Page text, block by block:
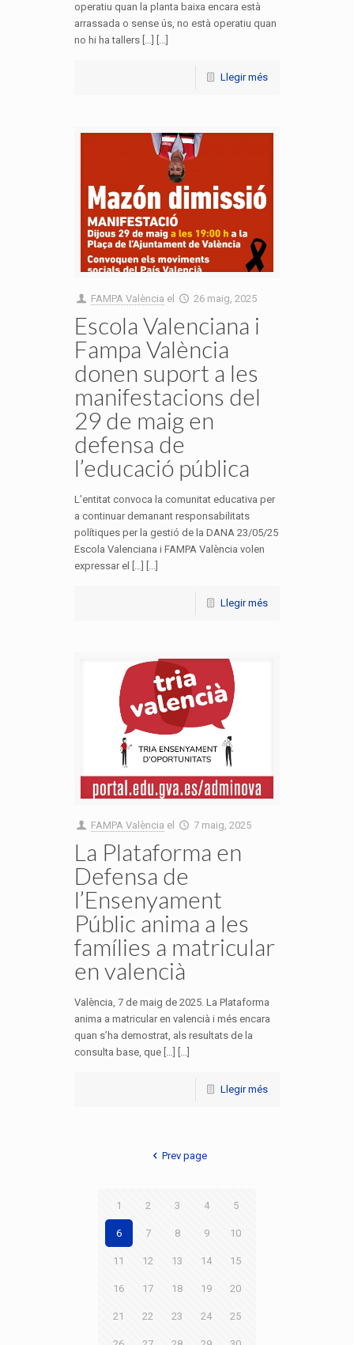
operatiu quan la planta baixa encara està
arrassada o sense ús, no està operatiu quan
no hi ha tallers […] [...]
Llegir més
FAMPA València el 26 maig, 2025
Escola Valenciana i
Fampa València
donen suport a les
manifestacions del
29 de maig en
defensa de
l’educació pública
L’entitat convoca la comunitat educativa per
a continuar demanant responsabilitats
polítiques per la gestió de la DANA 23/05/25
Escola Valenciana i FAMPA València volen
expressar el […] [...]
Llegir més
FAMPA València el 7 maig, 2025
La Plataforma en
Defensa de
l’Ensenyament
Públic anima a les
famílies a matricular
en valencià
València, 7 de maig de 2025. La Plataforma
anima a matricular en valencià i més encara
quan s’ha demostrat, als resultats de la
consulta base, que […] [...]
Llegir més
Prev page
1 2 3 4 5
6 7 8 9 10
11 12 13 14 15
16 17 18 19 20
21 22 23 24 25